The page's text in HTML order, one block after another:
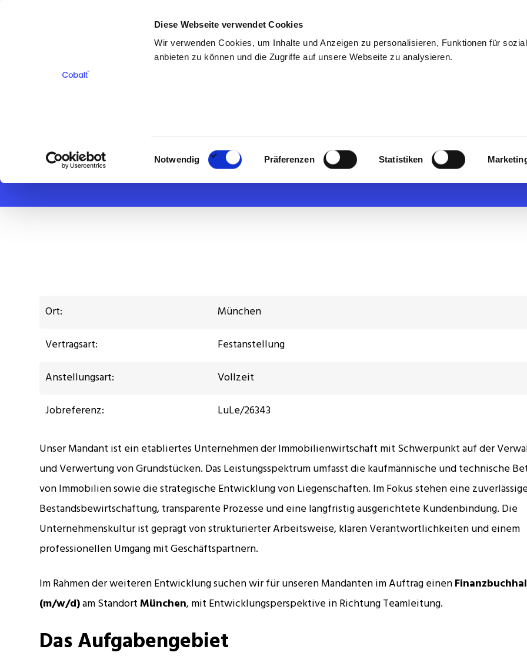
Diese Webseite verwendet Cookies
Wir verwenden Cookies, um Inhalte und Anzeigen zu personalisieren, Funktionen für
anbieten zu können und die Zugriffe auf unsere Webseite zu analysieren.
Einwilligungsauswahl
Notwendig Präferenzen Statistiken
Für Bewerber Für Kunden Über uns Blog & Presse
Finanzbuchhalter (m/w/d)*
Ort:
München
Vertragsart:
Festanstellung
Anstellungsart:
Vollzeit
Jobreferenz:
LuLe/26343
Unser Mandant ist ein etabliertes Unternehmen der Immobilienwirtschaft mit Schwerpunkt auf der
und Verwertung von Grundstücken. Das Leistungsspektrum umfasst die kaufmännische und technische
von Immobilien sowie die strategische Entwicklung von Liegenschaften. Im Fokus stehen eine
Bestandsbewirtschaftung, transparente Prozesse und eine langfristig ausgerichtete Kundenbindung. Die
Unternehmenskultur ist geprägt von strukturierter Arbeitsweise, klaren Verantwortlichkeiten und einem
professionellen Umgang mit Geschäftspartnern.
Im Rahmen der weiteren Entwicklung suchen wir für unseren Mandanten im Auftrag einen
(m/w/d)am StandortMünchen, mit Entwicklungsperspektive in Richtung Teamleitung.
Das Aufgabengebiet